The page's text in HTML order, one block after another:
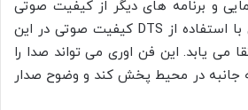
و برنامه های دیگر از کیفیت صوتی
بالایی بهره ببرد.همچنین با استفاده از DTS کیفیت صوتی در این
می یابد. این فن اوری می تواند صدا را
جانبه در محیط پخش کند و وضوح صدار